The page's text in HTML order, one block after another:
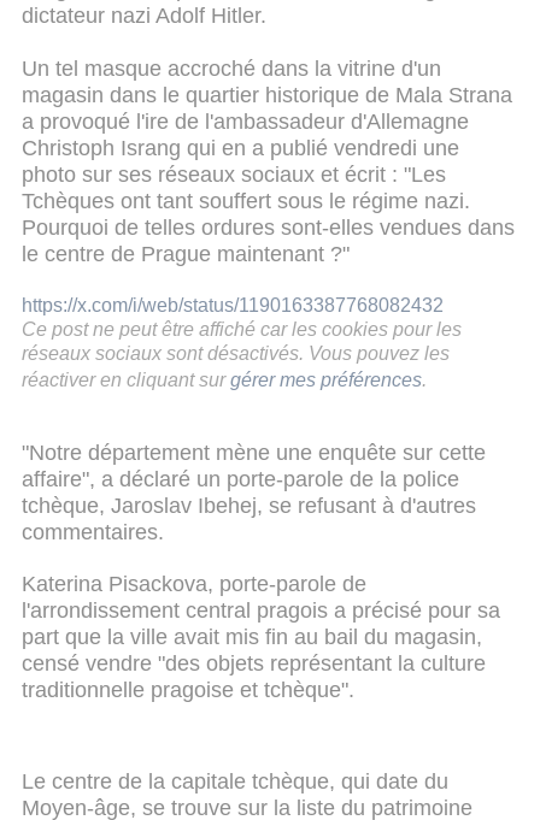
dictateur nazi Adolf Hitler.
Un tel masque accroché dans la vitrine d'un
magasin dans le quartier historique de Mala Strana
a provoqué l'ire de l'ambassadeur d'Allemagne
Christoph Israng qui en a publié vendredi une
photo sur ses réseaux sociaux et écrit : "Les
Tchèques ont tant souffert sous le régime nazi.
Pourquoi de telles ordures sont-elles vendues dans
le centre de Prague maintenant ?"
https://x.com/i/web/status/1190163387768082432
Ce post ne peut être affiché car les cookies pour les
réseaux sociaux sont désactivés. Vous pouvez les
réactiver en cliquant sur gérer mes préférences.
"Notre département mène une enquête sur cette
affaire", a déclaré un porte-parole de la police
tchèque, Jaroslav Ibehej, se refusant à d'autres
commentaires.
Katerina Pisackova, porte-parole de
l'arrondissement central pragois a précisé pour sa
part que la ville avait mis fin au bail du magasin,
censé vendre "des objets représentant la culture
traditionnelle pragoise et tchèque".
Le centre de la capitale tchèque, qui date du
Moyen-âge, se trouve sur la liste du patrimoine